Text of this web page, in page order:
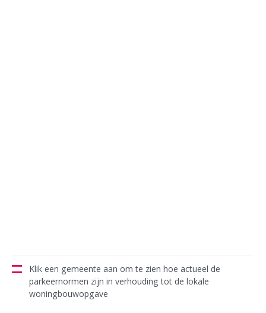
Klik een gemeente aan om te zien hoe actueel de
parkeernormen zijn in verhouding tot de lokale
woningbouwopgave